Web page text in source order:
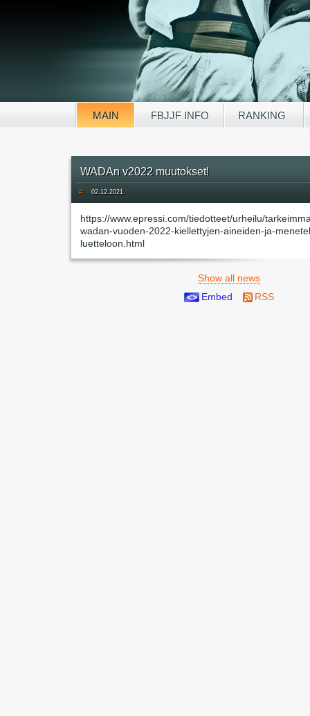
MAIN FBJJF INFO RANKING
WADAn v2022 muutokset!
# 02.12.2021
https://www.epressi.com/tiedotteet/urheilu/
wadan-vuoden-2022-kiellettyjen-aineiden-ja-
luetteloon.html
Show all news
Embed
RSS